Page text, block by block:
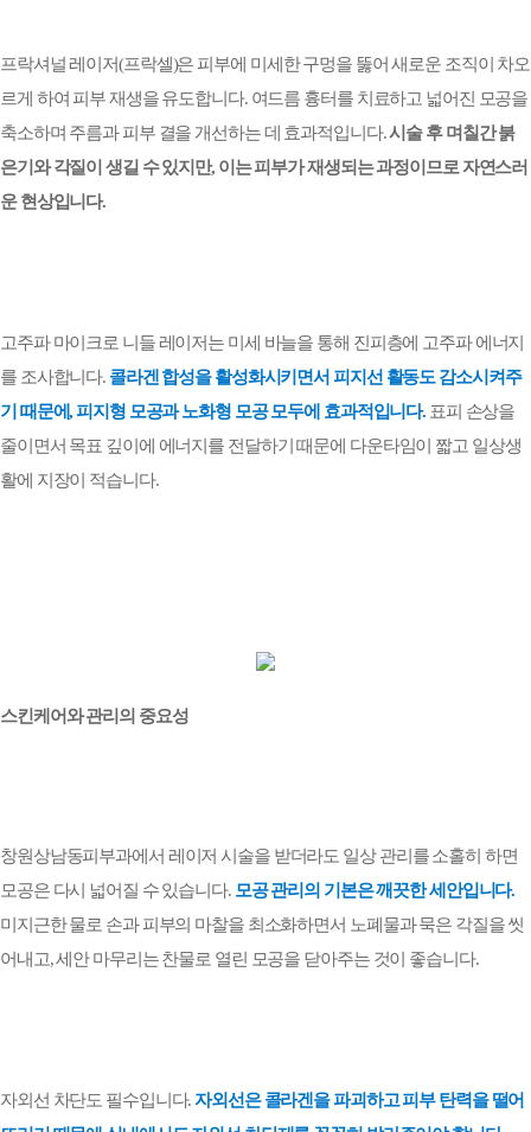
프락셔널 레이저(프락셀)은 피부에 미세한 구멍을 뚫어 새로운 조직이 차오
르게 하여 피부 재생을 유도합니다. 여드름 흉터를 치료하고 넓어진 모공을
축소하며 주름과 피부 결을 개선하는 데 효과적입니다.시술 후 며칠간 붉
은기와 각질이 생길 수 있지만, 이는 피부가 재생되는 과정이므로 자연스러
운 현상입니다.
고주파 마이크로 니들 레이저는 미세 바늘을 통해 진피층에 고주파 에너지
를 조사합니다. 콜라겐 합성을 활성화시키면서 피지선 활동도 감소시켜주
기 때문에,피지형 모공과 노화형 모공 모두에 효과적입니다. 표피 손상을
줄이면서 목표 깊이에 에너지를 전달하기 때문에 다운타임이 짧고 일상생
활에 지장이 적습니다.
스킨케어와 관리의 중요성
창원상남동피부과에서 레이저 시술을 받더라도 일상 관리를 소홀히 하면
모공은 다시 넓어질 수 있습니다. 모공 관리의 기본은 깨끗한 세안입니다.
미지근한 물로 손과 피부의 마찰을 최소화하면서 노폐물과 묵은 각질을 씻
어내고,세안 마무리는 찬물로 열린 모공을 닫아주는 것이 좋습니다.
자외선 차단도 필수입니다.자외선은 콜라겐을 파괴하고 피부 탄력을 떨어